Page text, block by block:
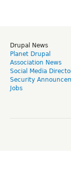
Drupal News
Planet Drupal
Association News
Social Media
Security
Jobs